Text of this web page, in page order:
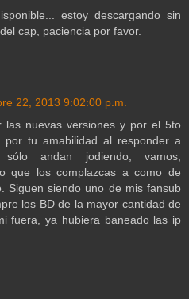
estoy descargando sin
cap, paciencia por favor.
22, 2013 9:02:00 p.m.
las nuevas versiones y por el 5to
por tu amabilidad al responder a
andan jodiendo, vamos,
que los complazcas a como de
Siguen siendo uno de mis fansub
los BD de la mayor cantidad de
fuera, ya hubiera baneado las ip